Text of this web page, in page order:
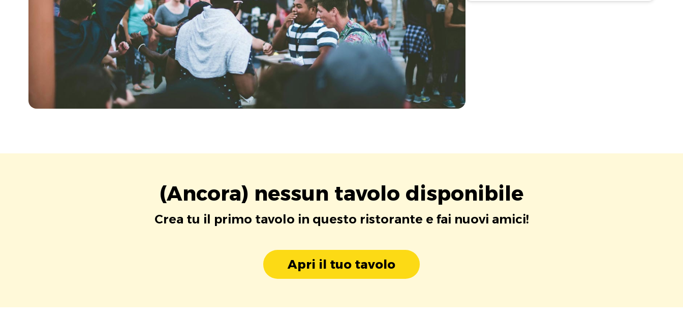
(Ancora) nessun tavolo disponibile
Crea tu il primo tavolo in questo ristorante e fai nuovi amici!
Apri il tuo tavolo